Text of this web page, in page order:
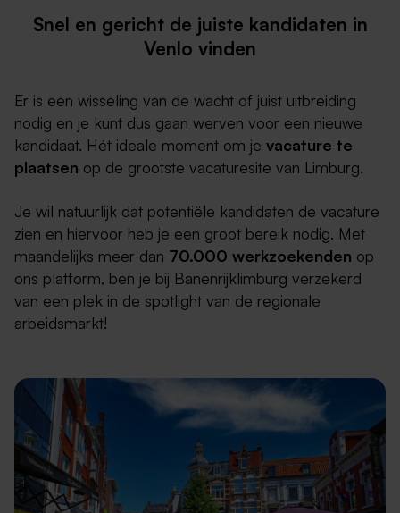
Snel en gericht de juiste kandidaten in
Venlo vinden
Er is een wisseling van de wacht of juist uitbreiding
nodig en je kunt dus gaan werven voor een nieuwe
kandidaat. Hét ideale moment om je vacature te
plaatsen op de grootste vacaturesite van Limburg.
Je wil natuurlijk dat potentiële kandidaten de vacature
zien en hiervoor heb je een groot bereik nodig. Met
maandelijks meer dan 70.000 werkzoekenden op
ons platform, ben je bij Banenrijklimburg verzekerd
van een plek in de spotlight van de regionale
arbeidsmarkt!